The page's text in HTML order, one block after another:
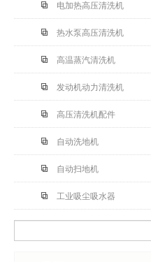
电加热高压清洗机
热水泵高压清洗机
高温蒸汽清洗机
发动机动力清洗机
高压清洗机配件
自动洗地机
自动扫地机
工业吸尘吸水器